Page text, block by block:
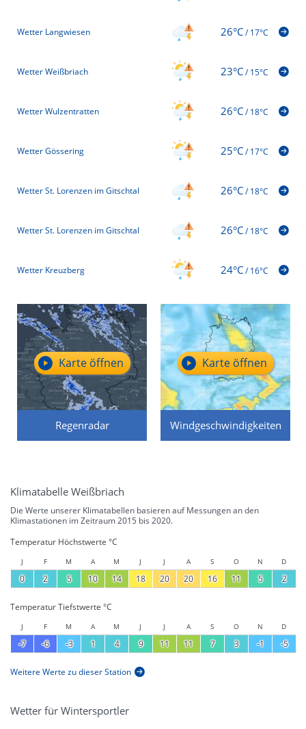
Wetter Langwiesen 26°C/17°C
Wetter Weißbriach 23°C/15°C
Wetter Wulzentratten 26°C/18°C
Wetter Gössering 25°C/17°C
Wetter St. Lorenzen im Gitschtal 26°C/18°C
Wetter St. Lorenzen im Gitschtal 26°C/18°C
Wetter Kreuzberg 24°C/16°C
Regenradar
Karte öffnen
Windgeschwindigkeiten
Karte öffnen
Klimatabelle Weißbriach
Die Werte unserer Klimatabellen basieren auf Messungen an den
Klimastationen im Zeitraum 2015 bis 2020.
Temperatur Höchstwerte °C
J F M A M J J A S O N D
0 2 5 10 14 18 20 20 16 11 5 2
Temperatur Tiefstwerte °C
J F M A M J J A S O N D
-7 -6 -3 1 4 9 11 11 7 3 -1 -5
Weitere Werte zu dieser Station
Wetter für Wintersportler